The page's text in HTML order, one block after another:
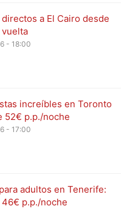
directos a El Cairo desde
vuelta
- 18:00
increíbles en Toronto
52€ p.p./noche
- 17:00
adultos en Tenerife:
p.p./noche